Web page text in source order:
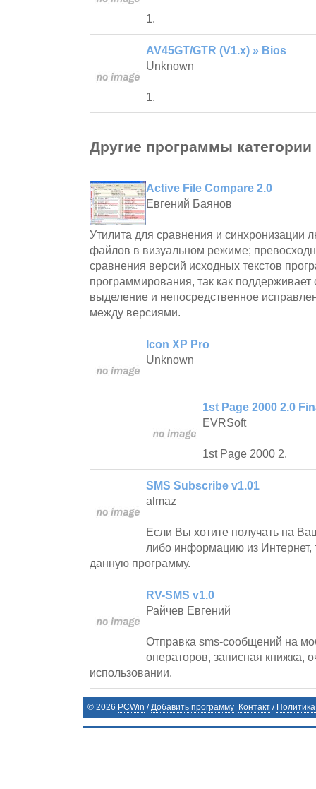
1.
AV45GT/GTR (V1.x) » Bios
Unknown
1.
Другие программы категории
Active File Compare 2.0
Евгений Баянов
Утилита для сравнения и синхронизации
файлов в визуальном режиме;
сравнения версий исходных текстов
программирования, так как поддерживает
выделение и непосредственное
между версиями.
Icon XP Pro
Unknown
1st Page 2000 2.0
EVRSoft
1st Page 2000 2.
SMS Subscribe v1.01
almaz
Если Вы хотите получать на
либо информацию из Интернет,
данную программу.
RV-SMS v1.0
Райчев Евгений
Отправка sms-сообщений на
операторов, записная книжка,
использовании.
© 2026 PCWin /Добавить программу Контакт /